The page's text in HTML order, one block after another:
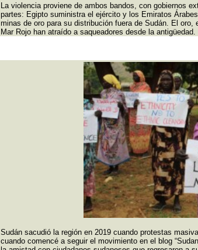
La violencia proviene de ambos bandos, con gobiernos
partes: Egipto suministra el ejército y los Emiratos
minas de oro para su distribución fuera de Sudán. El
Mar Rojo han atraído a saqueadores desde la antigüedad.
Sudán sacudió la región en 2019 cuando protestas
cuando comencé a seguir el movimiento en el blog